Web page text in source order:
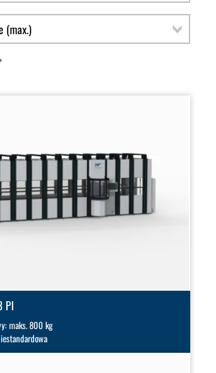
PI
maks. 800 kg